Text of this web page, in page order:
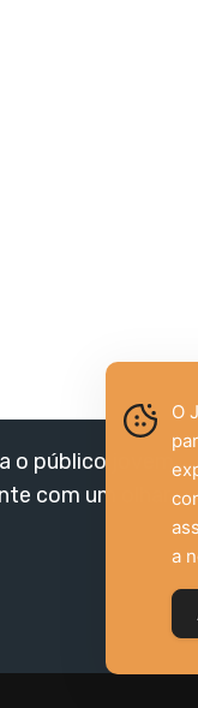
o público jovem,
com um olhar
O
a